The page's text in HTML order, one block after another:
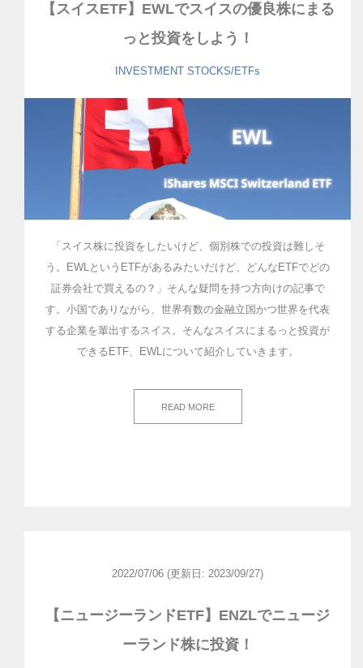
【スイスETF】EWLでスイスの優良株にまる
っと投資をしよう！
INVESTMENT STOCKS/ETFs
「スイス株に投資をしたいけど、個別株での投資は難しそ
う。EWLというETFがあるみたいだけど、どんなETFでどの
証券会社で買えるの？」そんな疑問を持つ方向けの記事で
す。小国でありながら、世界有数の金融立国かつ世界を代表
する企業を輩出するスイス。そんなスイスにまるっと投資が
できるETF、EWLについて紹介していきます。
READ MORE
2022/07/06 (更新日: 2023/09/27)
【ニュージーランドETF】ENZLでニュージ
ーランド株に投資！